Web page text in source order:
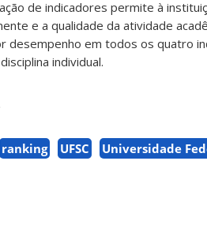
de indicadores permite à
e a qualidade da atividade
desempenho em todos os quatro
individual.
ranking UFSC Universidade